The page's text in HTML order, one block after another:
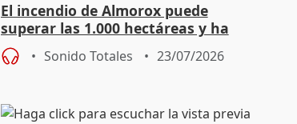
El incendio de Almorox puede
superar las 1.000 hectáreas y ha
causado daños en viviendas
Sonido Totales 23/07/2026